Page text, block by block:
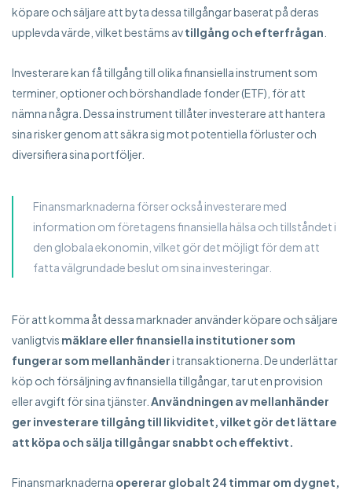
köpare och säljare att byta dessa tillgångar baserat på deras
upplevda värde, vilket bestäms avtillgång och efterfrågan
Investerare kan få tillgång till olika finansiella instrument som
terminer, optioner och börshandlade fonder (ETF), för att
nämna några. Dessa instrument tillåter investerare att hantera
sina risker genom att säkra sig mot potentiella förluster och
diversifiera sina portföljer.
Finansmarknaderna förser också investerare med
information om företagens finansiella hälsa och tillståndet i
den globala ekonomin, vilket gör det möjligt för dem att
fatta välgrundade beslut om sina investeringar.
För att komma åt dessa marknader använder köpare och säljare
vanligtvis mäklare eller finansiella institutioner som
fungerar som mellanhänderi transaktionerna. De underlättar
köp och försäljning av finansiella tillgångar, tar ut en provision
eller avgift för sina tjänster. Användningen av mellanhänder
ger investerare tillgång till likviditet, vilket gör det lättare
att köpa och sälja tillgångar snabbt och effektivt.
Finansmarknaderna opererar globalt 24 timmar om dygnet,